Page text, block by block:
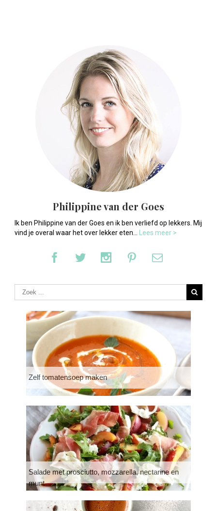
Philippine van der Goes
Ik ben Philippine van der Goes en ik ben verliefd op lekkers. Mij
vind je overal waar het over lekker eten...
Lees meer >
Zelf tomatensoep maken
Salade met prosciutto, mozzarella, nectarine en
munt